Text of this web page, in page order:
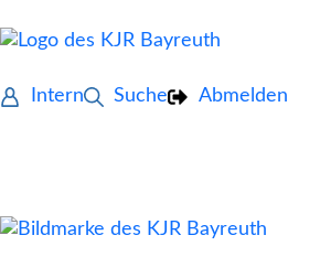
Intern Suche Abmelden